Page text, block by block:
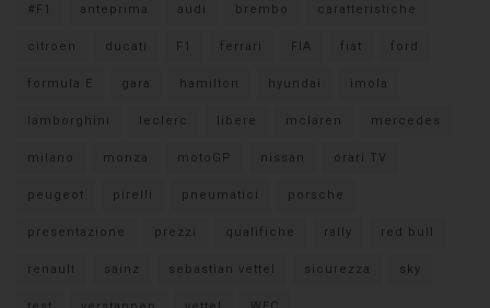
#F1 anteprima audi brembo caratteristiche
citroen ducati F1 ferrari FIA fiat ford
formula E gara hamilton hyundai imola
lamborghini leclerc libere mclaren mercedes
milano monza motoGP nissan orari TV
peugeot pirelli pneumatici porsche
presentazione prezzi qualifiche rally red bull
renault sainz sebastian vettel sicurezza sky